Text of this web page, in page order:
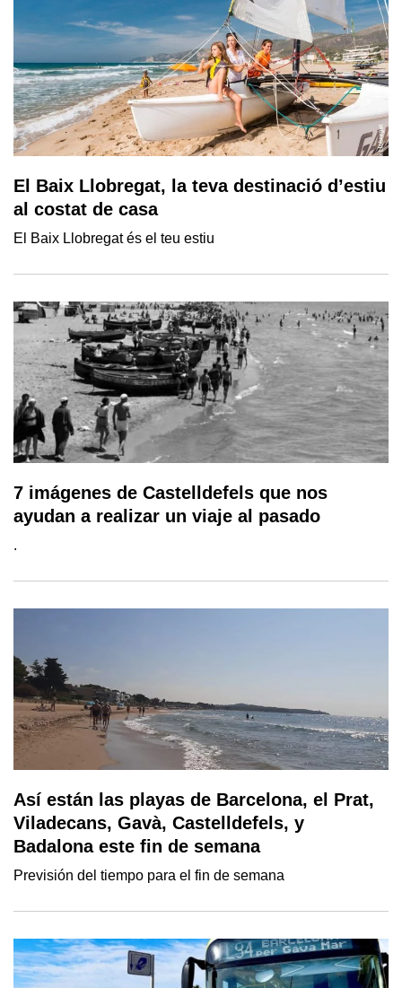
El Baix Llobregat, la teva destinació d’estiu
al costat de casa
El Baix Llobregat és el teu estiu
7 imágenes de Castelldefels que nos
ayudan a realizar un viaje al pasado
.
Así están las playas de Barcelona, el Prat,
Viladecans, Gavà, Castelldefels, y
Badalona este fin de semana
Previsión del tiempo para el fin de semana